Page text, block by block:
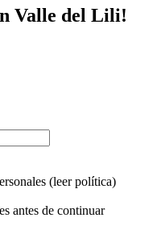
Valle del Lili!
(leer política)
antes de continuar